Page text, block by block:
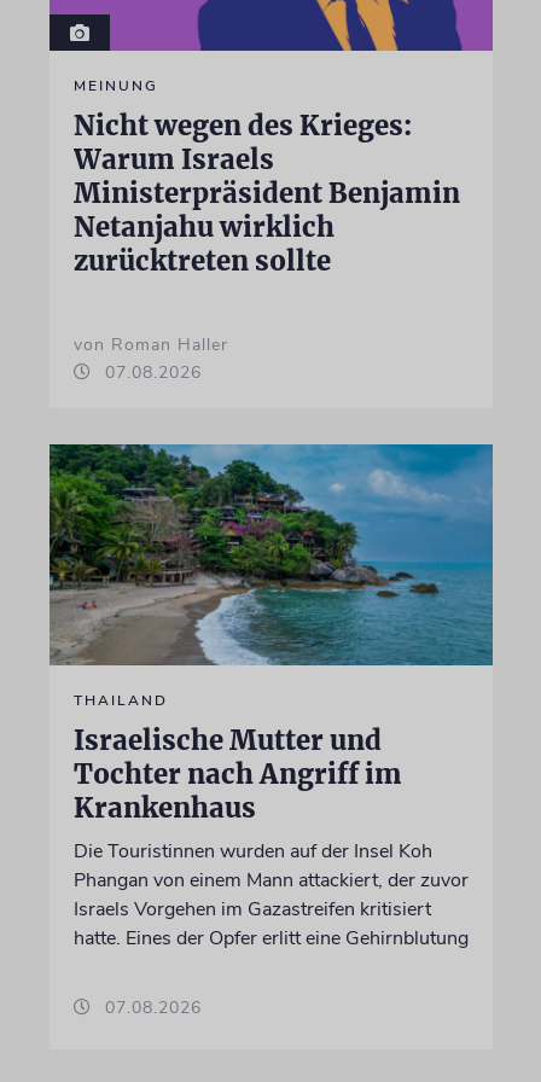
MEINUNG
Nicht wegen des Krieges:
Warum Israels
Ministerpräsident Benjamin
Netanjahu wirklich
zurücktreten sollte
von Roman Haller
07.08.2026
THAILAND
Israelische Mutter und
Tochter nach Angriff im
Krankenhaus
Die Touristinnen wurden auf der Insel Koh
Phangan von einem Mann attackiert, der zuvor
Israels Vorgehen im Gazastreifen kritisiert
hatte. Eines der Opfer erlitt eine Gehirnblutung
07.08.2026